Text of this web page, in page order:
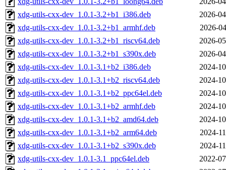
xdg-utils-cxx-dev_1.0.1-3.2+b1_i386.deb
2026-
xdg-utils-cxx-dev_1.0.1-3.2+b1_armhf.deb
2026-
xdg-utils-cxx-dev_1.0.1-3.2+b1_riscv64.deb
2026-
xdg-utils-cxx-dev_1.0.1-3.2+b1_s390x.deb
2026-
xdg-utils-cxx-dev_1.0.1-3.1+b2_i386.deb
2024-
xdg-utils-cxx-dev_1.0.1-3.1+b2_riscv64.deb
2024-
xdg-utils-cxx-dev_1.0.1-3.1+b2_ppc64el.deb
2024-
xdg-utils-cxx-dev_1.0.1-3.1+b2_armhf.deb
2024-
xdg-utils-cxx-dev_1.0.1-3.1+b2_amd64.deb
2024-
xdg-utils-cxx-dev_1.0.1-3.1+b2_arm64.deb
2024-
xdg-utils-cxx-dev_1.0.1-3.1+b2_s390x.deb
2024-
xdg-utils-cxx-dev_1.0.1-3.1_ppc64el.deb
2022-